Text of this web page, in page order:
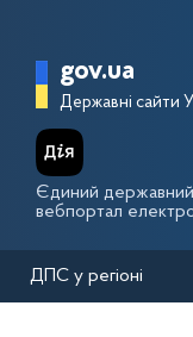
Головна
gov.ua
Державні сайти
Єдиний державний
вебпортал
ДПС у регіоні